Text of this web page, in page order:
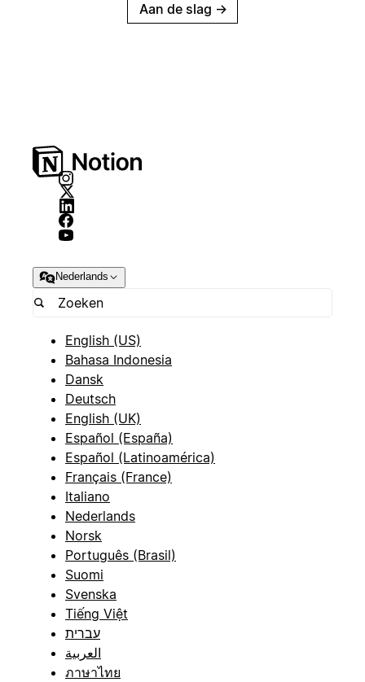
Aan de slag →
Nederlands
English (US)
Bahasa Indonesia
Dansk
Deutsch
English (UK)
Español (España)
Español (Latinoamérica)
Français (France)
Italiano
Nederlands
Norsk
Português (Brasil)
Suomi
Svenska
Tiếng Việt
עברית
العربية
ภาษาไทย